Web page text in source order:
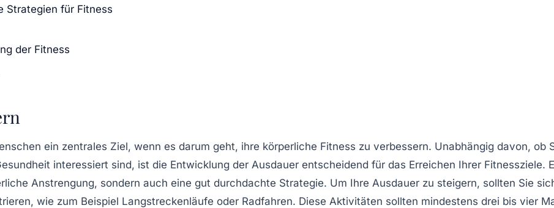
Strategien für Fitness
der Fitness
ein zentrales Ziel, wenn es darum geht, ihre körperliche Fitness zu verbessern. Unabhängig davon, ob
interessiert sind, ist die Entwicklung der Ausdauer entscheidend für das Erreichen Ihrer Fitnessziele.
Anstrengung, sondern auch eine gut durchdachte Strategie. Um Ihre Ausdauer zu steigern, sollten Sie
wie zum Beispiel Langstreckenläufe oder Radfahren. Diese Aktivitäten sollten mindestens drei bis vier